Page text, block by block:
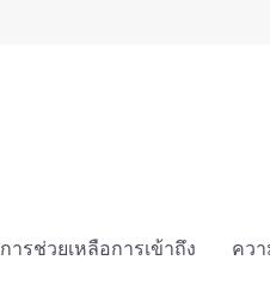
การช่วยเหลือการเข้าถึง
คว